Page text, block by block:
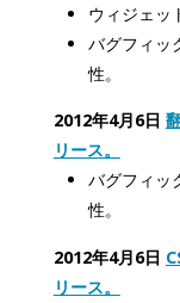
ウィジェッ
バグフィッ
性。
2012年4月6日
リース。
バグフィッ
性。
2012年4月6日
リース。